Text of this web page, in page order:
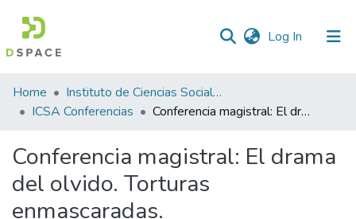
Log In (current)
Statistics
Home
Instituto de Ciencias Sociales y Administración
ICSA Conferencias
Conferencia magistral: El drama del olvido. Torturas enmascaradas.
Conferencia magistral: El drama
del olvido. Torturas
enmascaradas.